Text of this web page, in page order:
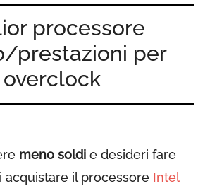
processore
prestazioni per
overclock
meno soldi e desideri fare
acquistare il processore Intel